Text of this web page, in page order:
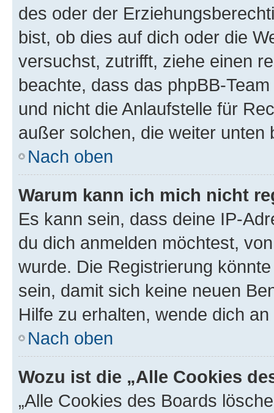
des oder der
bist, ob dies auf dich oder die
versuchst, zutrifft, ziehe einen
beachte, dass das phpBB-
und nicht die Anlaufstelle für
außer solchen, die weiter unten
Nach oben
Warum kann ich mich nicht
Es kann sein, dass deine IP-
du dich anmelden möchtest,
wurde. Die Registrierung
sein, damit sich keine neuen
Hilfe zu erhalten, wende dich
Nach oben
Wozu ist die „Alle Cookies
„Alle Cookies des Boards